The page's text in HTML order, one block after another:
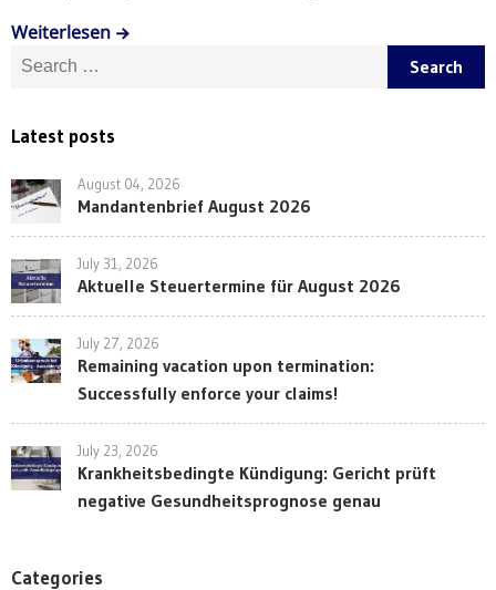
Weiterlesen
Search for:
Latest posts
August 04, 2026
Mandantenbrief August 2026
July 31, 2026
Aktuelle Steuertermine für August 2026
July 27, 2026
Remaining vacation upon termination:
Successfully enforce your claims!
July 23, 2026
Krankheitsbedingte Kündigung: Gericht prüft
negative Gesundheitsprognose genau
Categories